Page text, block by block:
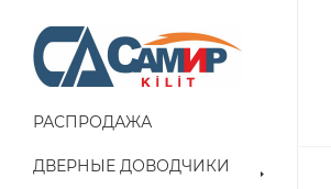
РАСПРОДАЖА
ДВЕРНЫЕ ДОВОДЧИКИ